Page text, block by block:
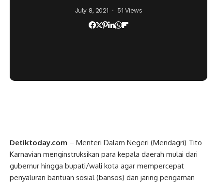
July 8, 2021 51 Views
Detiktoday.com – Menteri Dalam Negeri (Mendagri) Tito
Karnavian menginstruksikan para kepala daerah mulai dari
gubernur hingga bupati/wali kota agar mempercepat
penyaluran bantuan sosial (bansos) dan jaring pengaman